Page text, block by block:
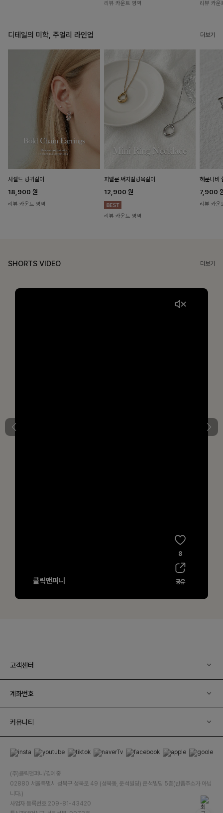
리뷰 카운트 영역 리뷰 카운
디테일의 미학, 주얼리 라인업 더보기
사셀드 링귀걸이
18,900 원
리뷰 카운트 영역
피엘룬 써지컬링목걸이
12,900 원
리뷰 카운트 영역
헤룬나비
7,900
리뷰 카운
SHORTS VIDEO 더보기
고객센터
계좌번호
커뮤니티
(주)클릭앤퍼니/김예중
02880 서울특별시 성북구 성북로 49 (성북동, 운석빌딩) 운석빌딩 5층(반품주소가 아닙
니다.)
사업자 등록번호 209-81-43420